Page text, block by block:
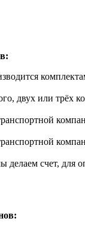
двух или трёх
делаем счет, для